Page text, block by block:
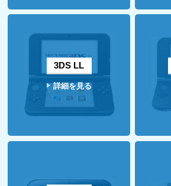
3DS LL
詳細を見る